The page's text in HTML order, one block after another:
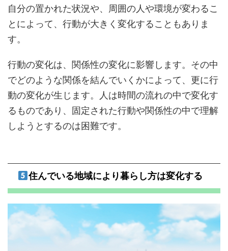
自分の置かれた状況や、周囲の人や環境が変わるこ
とによって、行動が大きく変化することもありま
す。
行動の変化は、関係性の変化に影響します。その中
でどのような関係を結んでいくかによって、更に行
動の変化が生じます。人は時間の流れの中で変化す
るものであり、固定された行動や関係性の中で理解
しようとするのは困難です。
住んでいる地域により暮らし方は変化する